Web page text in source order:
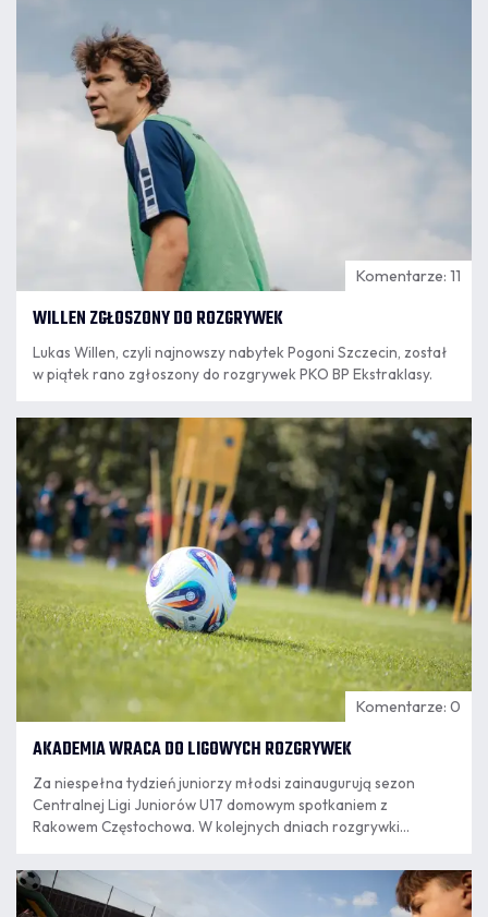
Komentarze: 11
WILLEN ZGŁOSZONY DO ROZGRYWEK
Lukas Willen, czyli najnowszy nabytek Pogoni Szczecin, został
w piątek rano zgłoszony do rozgrywek PKO BP Ekstraklasy.
07.08
8:18
Komentarze: 0
AKADEMIA WRACA DO LIGOWYCH ROZGRYWEK
Za niespełna tydzień juniorzy młodsi zainaugurują sezon
Centralnej Ligi Juniorów U17 domowym spotkaniem z
Rakowem Częstochowa. W kolejnych dniach rozgrywki
07.08
8:14